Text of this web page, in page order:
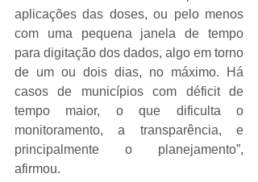
aplicações das doses, ou pelo menos
com uma pequena janela de tempo
para digitação dos dados, algo em torno
de um ou dois dias, no máximo. Há
casos de municípios com déficit de
tempo maior, o que dificulta o
monitoramento, a transparência, e
principalmente o planejamento”,
afirmou.